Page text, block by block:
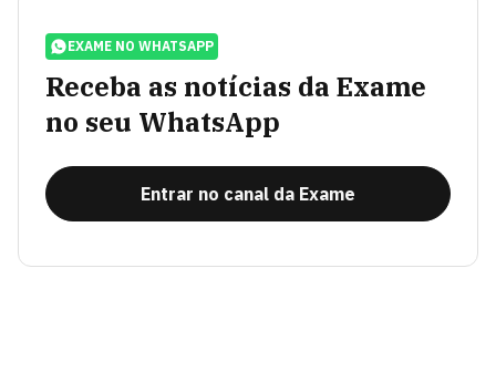
EXAME NO WHATSAPP
Receba as notícias da Exame
no seu WhatsApp
Entrar no canal da Exame